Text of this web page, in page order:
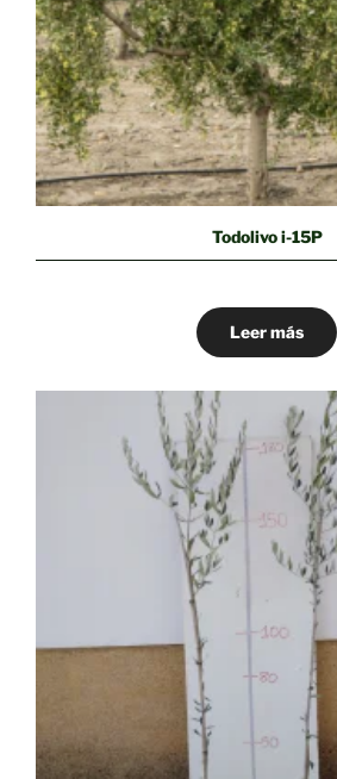
Todolivo i-15P
Leer más